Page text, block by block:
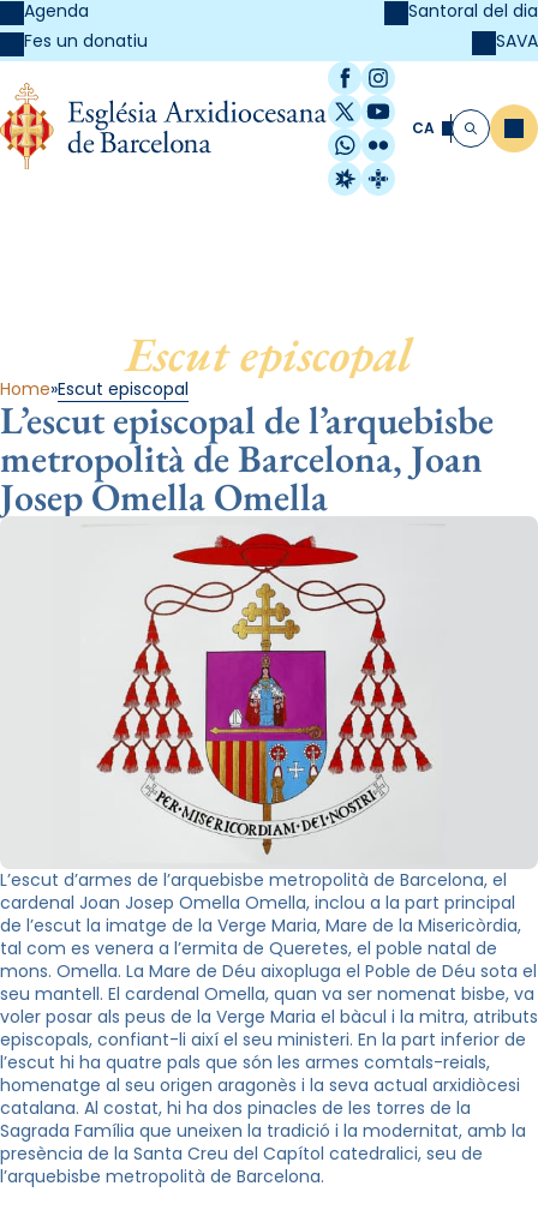
Agenda
Fes un donatiu
Santoral del dia
SAVA
Facebook
Instagram
X / Twitter
YouTube
WhatsApp
Flickr
Radio Estel
Catalunya
CA Cerca
Escut episcopal
Home Escut episcopal
L’escut episcopal de l’arquebisbe
metropolità de Barcelona, Joan
Josep Omella Omella
L’escut d’armes de l’arquebisbe metropolità de Barcelona, el
cardenal Joan Josep Omella Omella, inclou a la part principal
de l’escut la imatge de la Verge Maria, Mare de la Misericòrdia,
tal com es venera a l’ermita de Queretes, el poble natal de
mons. Omella. La Mare de Déu aixopluga el Poble de Déu sota el
seu mantell. El cardenal Omella, quan va ser nomenat bisbe, va
voler posar als peus de la Verge Maria el bàcul i la mitra, atributs
episcopals, confiant-li així el seu ministeri. En la part inferior de
l’escut hi ha quatre pals que són les armes comtals-reials,
homenatge al seu origen aragonès i la seva actual arxidiòcesi
catalana. Al costat, hi ha dos pinacles de les torres de la
Sagrada Família que uneixen la tradició i la modernitat, amb la
presència de la Santa Creu del Capítol catedralici, seu de
l’arquebisbe metropolità de Barcelona.